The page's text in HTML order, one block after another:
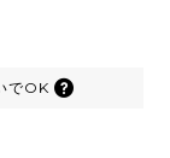
でOK